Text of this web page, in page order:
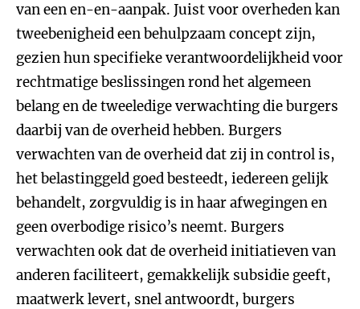
van een en-en-aanpak. Juist voor overheden kan
tweebenigheid een behulpzaam concept zijn,
gezien hun specifieke verantwoordelijkheid voor
rechtmatige beslissingen rond het algemeen
belang en de tweeledige verwachting die burgers
daarbij van de overheid hebben. Burgers
verwachten van de overheid dat zij in control is,
het belastinggeld goed besteedt, iedereen gelijk
behandelt, zorgvuldig is in haar afwegingen en
geen overbodige risico’s neemt. Burgers
verwachten ook dat de overheid initiatieven van
anderen faciliteert, gemakkelijk subsidie geeft,
maatwerk levert, snel antwoordt, burgers